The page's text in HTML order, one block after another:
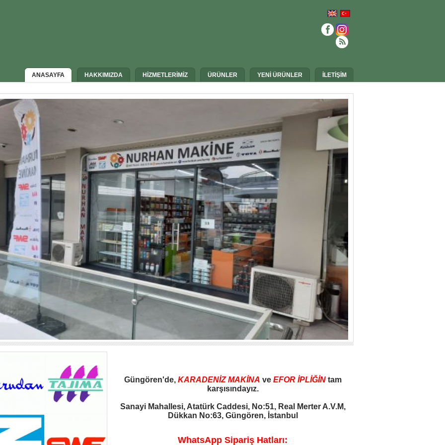
ANASAYFA HAKKIMIZDA HİZMETLERİMİZ ÜRÜNLER YENİ ÜRÜNLER İLETİŞİM
Güngören'de, KARADENİZ MAKİNA ve EFOR İPLİĞİN tam
karşısındayız.
Sanayi Mahallesi, Atatürk Caddesi, No:51, Real Merter A.V.M,
Dükkan No:63, Güngören, İstanbul
WhatsApp Sipariş Hatları: